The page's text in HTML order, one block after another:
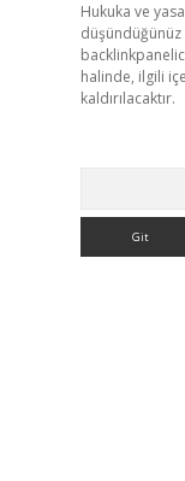
Hukuka ve
halinde, ilgili
kaldırılacaktır.